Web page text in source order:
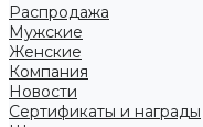
Распродажа
Мужские
Женские
Компания
Новости
Сертификаты и награды